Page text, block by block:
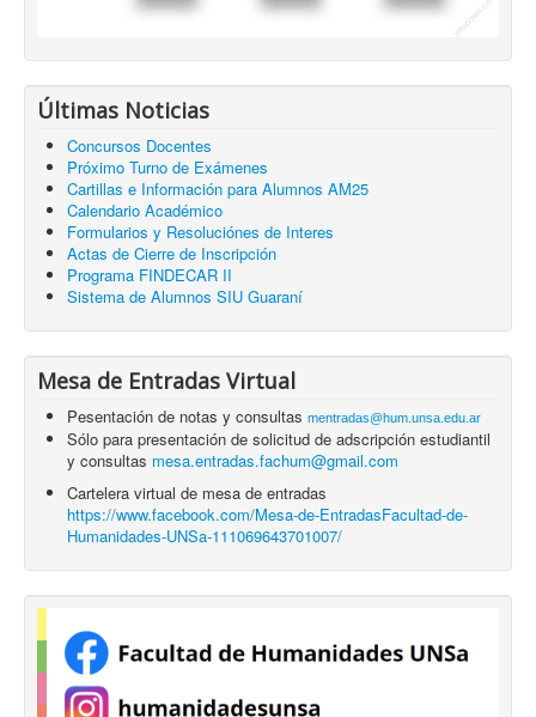
Últimas Noticias
Concursos Docentes
Próximo Turno de Exámenes
Cartillas e Información para Alumnos AM25
Calendario Académico
Formularios y Resoluciónes de Interes
Actas de Cierre de Inscripción
Programa FINDECAR II
Sistema de Alumnos SIU Guaraní
Mesa de Entradas Virtual
Pesentación de notas y consultas mentradas@hum.unsa.edu.ar
Sólo para presentación de solicitud de adscripción estudiantil
y consultas mesa.entradas.fachum@gmail.com
Cartelera virtual de mesa de entradas
https://www.facebook.com/Mesa-de-EntradasFacultad-de-
Humanidades-UNSa-111069643701007/